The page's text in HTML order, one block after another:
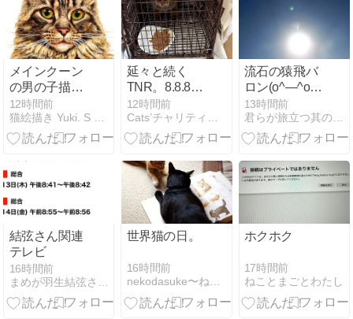
メインクーン
の男の子描き
ました
12時間前
延々と続く
TNR。8.8.8の
奇跡
12時間前
流石の猿飛バ
ロン(o^―^o)ﾆ
ｺ13時間前
君らが旅立つ其の日まで セカンドステージ
結弦さん関連
テレビ
16時間前
世界猫の日。
16時間前
nekodasuke〜ねこだすけ〜
ホクホク
17時間前
ねことまごとわたし